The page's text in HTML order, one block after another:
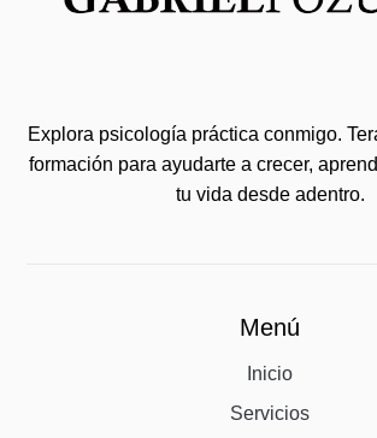
Explora psicología práctica conmigo.
formación para ayudarte a crecer,
tu vida desde adentro.
Menú
Inicio
Servicios